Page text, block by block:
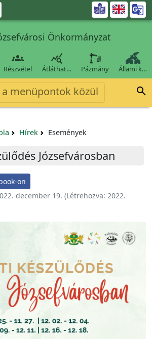

Önkormányzat

Részvétel

Átláthat… Pázmány Állami k…
a menüpontok közül 
Hírek Események
Józsefvárosban
on
december 19. (Létrehozva: 2022.